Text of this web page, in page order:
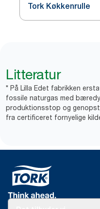
Tork Køkkenrulle
Litteratur
* På Lilla Edet fabrikken
fossile naturgas med
produktionsstop og
fra certificeret fornyelige